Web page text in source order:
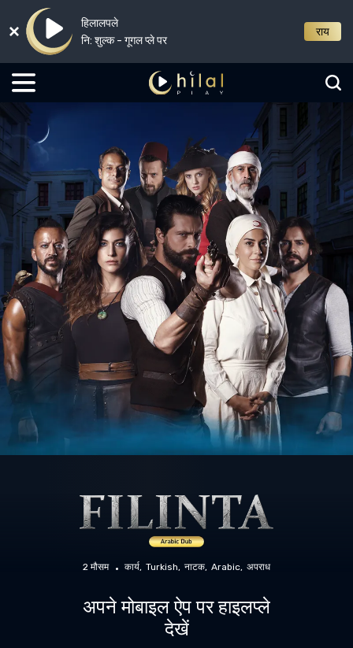
हिलालपले
नि: शुल्क - गूगल प्ले पर
राय
2 मौसम कार्य Turkish नाटक Arabic अपराध
अपने मोबाइल ऐप पर हाइलप्ले
देखें